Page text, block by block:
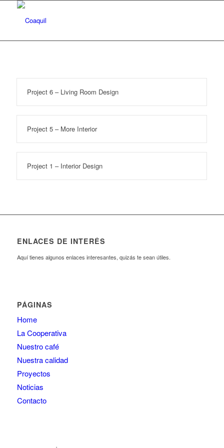
Project 6 – Living Room Design
Project 5 – More Interior
Project 1 – Interior Design
ENLACES DE INTERÉS
Aquí tienes algunos enlaces interesantes, quizás te sean útiles.
PÁGINAS
Home
La Cooperativa
Nuestro café
Nuestra calidad
Proyectos
Noticias
Contacto